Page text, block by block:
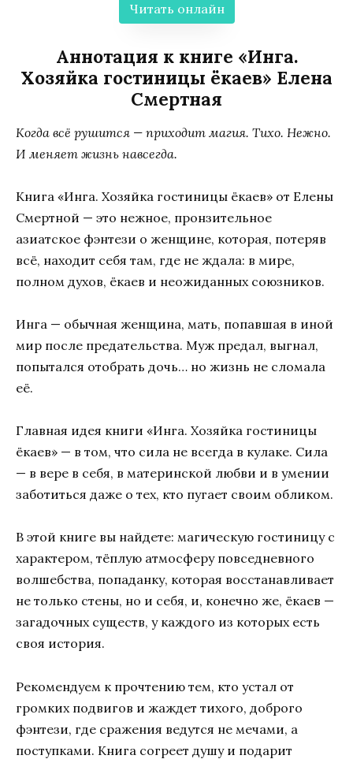
Читать онлайн
Аннотация к книге «Инга.
Хозяйка гостиницы ёкаев» Елена
Смертная
Когда всё рушится — приходит магия. Тихо. Нежно.
И меняет жизнь навсегда.
Книга «Инга. Хозяйка гостиницы ёкаев» от Елены
Смертной — это нежное, пронзительное
азиатское фэнтези о женщине, которая, потеряв
всё, находит себя там, где не ждала: в мире,
полном духов, ёкаев и неожиданных союзников.
Инга — обычная женщина, мать, попавшая в иной
мир после предательства. Муж предал, выгнал,
попытался отобрать дочь… но жизнь не сломала
её.
Главная идея книги «Инга. Хозяйка гостиницы
ёкаев» — в том, что сила не всегда в кулаке. Сила
— в вере в себя, в материнской любви и в умении
заботиться даже о тех, кто пугает своим обликом.
В этой книге вы найдете: магическую гостиницу с
характером, тёплую атмосферу повседневного
волшебства, попаданку, которая восстанавливает
не только стены, но и себя, и, конечно же, ёкаев —
загадочных существ, у каждого из которых есть
своя история.
Рекомендуем к прочтению тем, кто устал от
громких подвигов и жаждет тихого, доброго
фэнтези, где сражения ведутся не мечами, а
поступками. Книга согреет душу и подарит